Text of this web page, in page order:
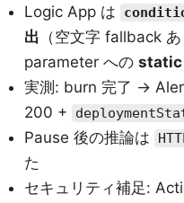
Logic App は
出 （空文字 fallback あ
parameter への
実測: burn 完了 →
200 +
Pause 後の推論は
た
セキュリティ補足: